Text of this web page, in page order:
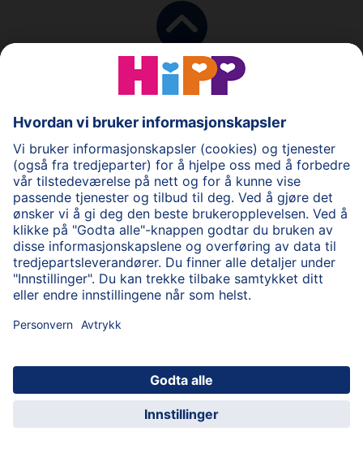
Til toppen
Brukevillkår Personvernpolicy
Cookie policy
Om HiPP
Kontakt oss
Sikker kryptert dataoverføring
© 2026 HiPP
HiPP for helsepersonell